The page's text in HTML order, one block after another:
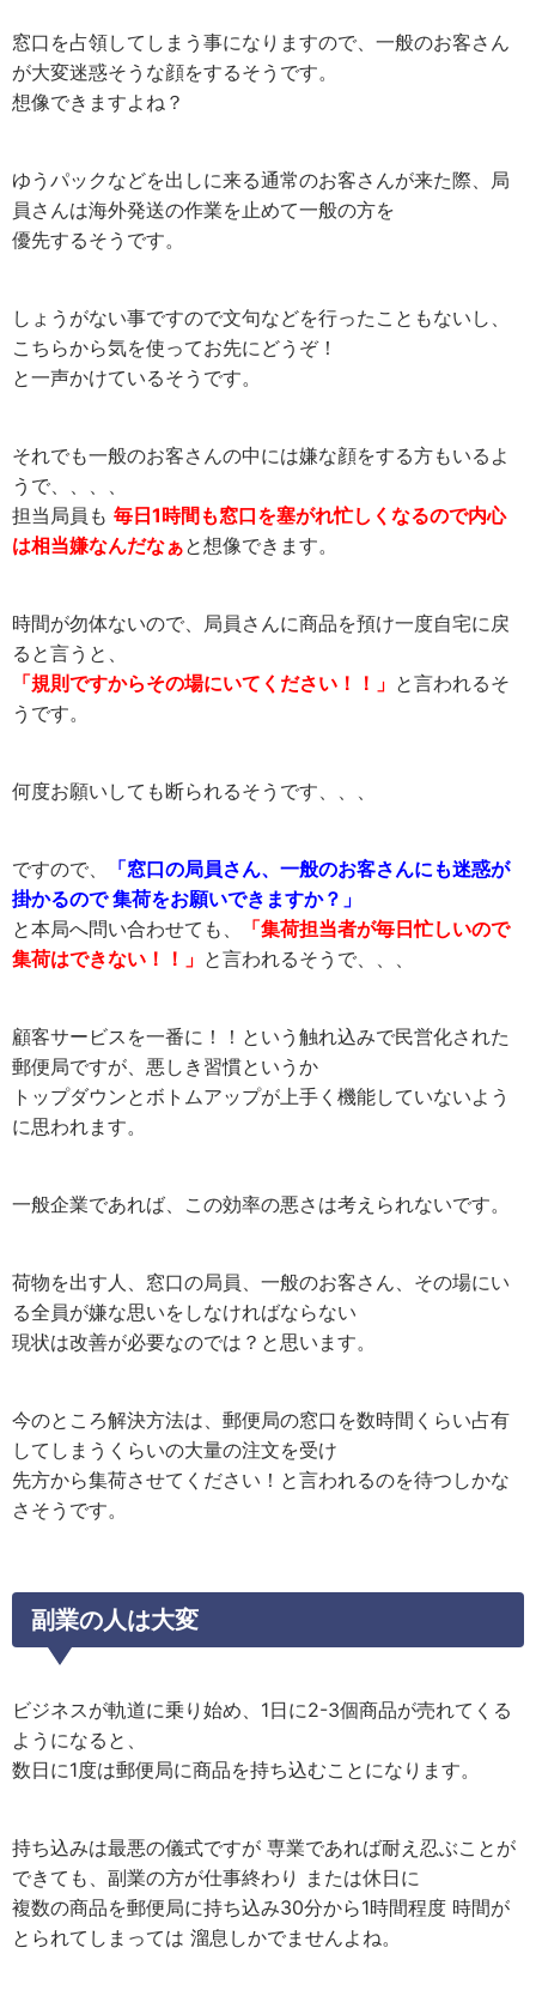
窓口を占領してしまう事になりますので、一般のお客さん
が大変迷惑そうな顔をするそうです。
想像できますよね？
ゆうパックなどを出しに来る通常のお客さんが来た際、局
員さんは海外発送の作業を止めて一般の方を
優先するそうです。
しょうがない事ですので文句などを行ったこともないし、
こちらから気を使ってお先にどうぞ！
と一声かけているそうです。
それでも一般のお客さんの中には嫌な顔をする方もいるよ
うで、、、、
担当局員も 毎日1時間も窓口を塞がれ忙しくなるので内心
は相当嫌なんだなぁと想像できます。
時間が勿体ないので、局員さんに商品を預け一度自宅に戻
ると言うと、
「規則ですからその場にいてください！！」 と言われるそ
うです。
何度お願いしても断られるそうです、、、
ですので、
「窓口の局員さん、一般のお客さんにも迷惑が
掛かるので 集荷をお願いできますか？」
と本局へ問い合わせても、
「集荷担当者が毎日忙しいので
集荷はできない！！」 と言われるそうで、、、
顧客サービスを一番に！！という触れ込みで民営化された
郵便局ですが、悪しき習慣というか
トップダウンとボトムアップが上手く機能していないよう
に思われます。
一般企業であれば、この効率の悪さは考えられないです。
荷物を出す人、窓口の局員、一般のお客さん、その場にい
る全員が嫌な思いをしなければならない
現状は改善が必要なのでは？と思います。
今のところ解決方法は、郵便局の窓口を数時間くらい占有
してしまうくらいの大量の注文を受け
先方から集荷させてください！と言われるのを待つしかな
さそうです。
副業の人は大変
ビジネスが軌道に乗り始め、1日に2-3個商品が売れてくる
ようになると、
数日に1度は郵便局に商品を持ち込むことになります。
持ち込みは最悪の儀式ですが 専業であれば耐え忍ぶことが
できても、副業の方が仕事終わり または休日に
複数の商品を郵便局に持ち込み30分から1時間程度 時間が
とられてしまっては 溜息しかでませんよね。